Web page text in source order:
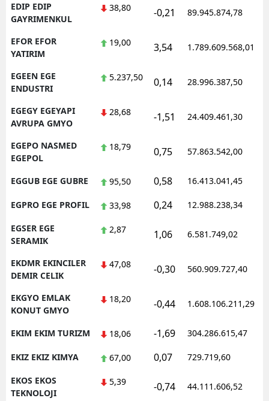
EDIP EDIP
GAYRIMENKUL
38,80 -0,21 89.945.874,78
EFOR EFOR
YATIRIM
19,00 3,54 1.789.609.568,01
EGEEN EGE
ENDUSTRI
5.237,50 0,14 28.996.387,50
EGEGY EGEYAPI
AVRUPA GMYO
28,68 -1,51 24.409.461,30
EGEPO NASMED
EGEPOL
18,79 0,75 57.863.542,00
EGGUB EGE GUBRE 95,50 0,58 16.413.041,45
EGPRO EGE PROFIL 33,98 0,24 12.988.238,34
EGSER EGE
SERAMIK
2,87 1,06 6.581.749,02
EKDMR EKINCILER
DEMIR CELIK
47,08 -0,30 560.909.727,40
EKGYO EMLAK
KONUT GMYO
18,20 -0,44 1.608.106.211,29
EKIM EKIM TURIZM 18,06 -1,69 304.286.615,47
EKIZ EKIZ KIMYA 67,00 0,07 729.719,60
EKOS EKOS
TEKNOLOJI
5,39 -0,74 44.111.606,52